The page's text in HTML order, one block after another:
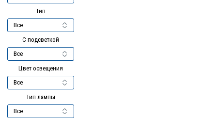
Тип
С подсветкой
Цвет освещения
Тип лампы